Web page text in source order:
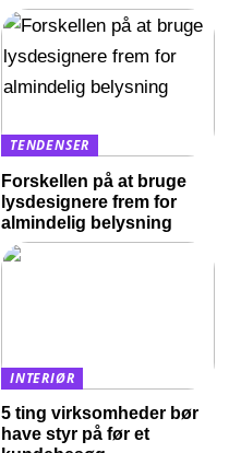
TENDENSER
Forskellen på at bruge
lysdesignere frem for
almindelig belysning
INTERIØR
5 ting virksomheder bør
have styr på før et